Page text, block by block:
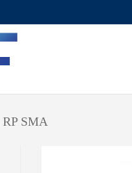
RP SMA